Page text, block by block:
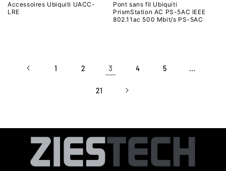
Accessoires Ubiquiti UACC-
LRE
Pont sans fil Ubiquiti
PrismStation AC PS-5AC IEEE
802.11ac 500 Mbit/s PS-5AC
1 2 3 4 5
21